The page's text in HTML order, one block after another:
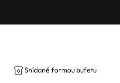
Snídaně formou bufetu